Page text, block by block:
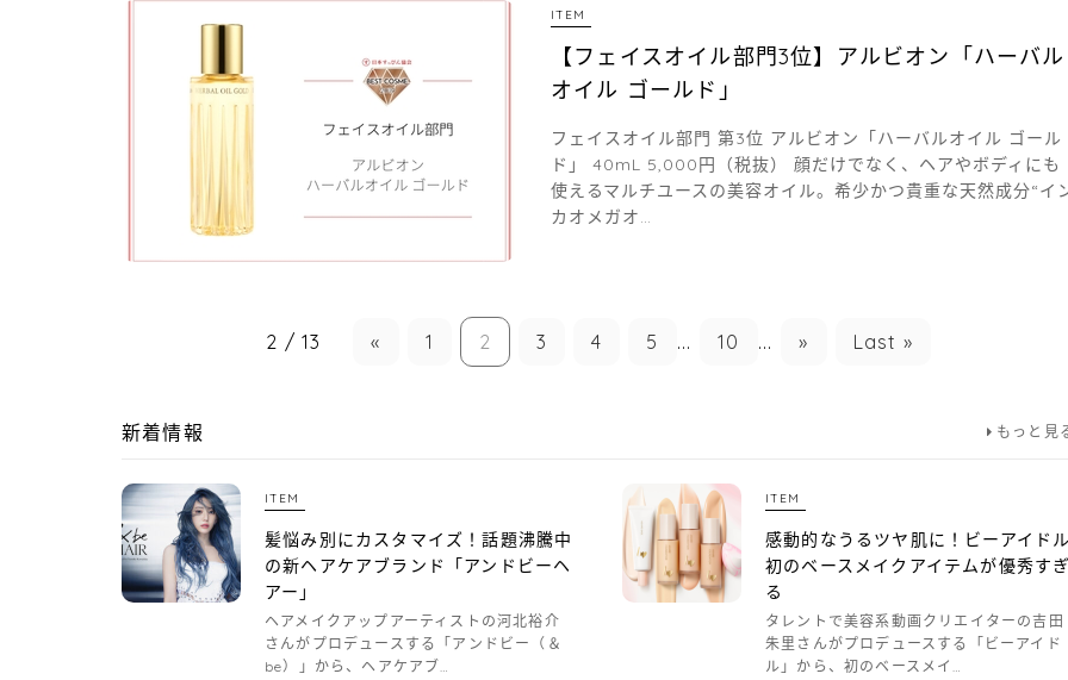
ITEM
【フェイスオイル部門3位】アルビオン「ハーバル
オイル ゴールド」
フェイスオイル部門 第3位 アルビオン「ハーバルオイル ゴール
ド」 40mL 5,000円（税抜） 顔だけでなく、ヘアやボディにも
使えるマルチユースの美容オイル。希少かつ貴重な天然成分“イ
カオメガオ…
2 / 13 « 1 2 3 4 5 ... 10 ... » Last »
新着情報 もっと見
ITEM
髪悩み別にカスタマイズ！話題沸騰中
の新ヘアケアブランド「アンドビーヘ
アー」
ヘアメイクアップアーティストの河北裕介
さんがプロデュースする「アンドビー（＆
be）」から、ヘアケアブ…
ITEM
感動的なうるツヤ肌に！ビーアイド
初のベースメイクアイテムが優秀す
る
タレントで美容系動画クリエイターの吉田
朱里さんがプロデュースする「ビーアイド
ル」から、初のベースメイ…